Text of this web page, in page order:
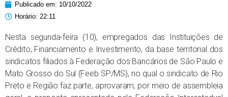
Publicado em: 10/10/2022
Horário: 22:11
Nesta segunda-feira (10), empregados das Instituições de
Crédito, Financiamento e Investimento, da base territorial dos
sindicatos filiados à Federação dos Bancários de São Paulo e
Mato Grosso do Sul (Feeb SP/MS), no qual o sindicato de Rio
Preto e Região faz parte, aprovaram, por meio de assembleia